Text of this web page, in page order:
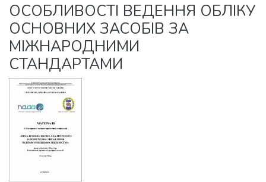
Statistics
ОСОБЛИВОСТІ ВЕДЕННЯ ОБЛІКУ
ОСНОВНИХ ЗАСОБІВ ЗА
МІЖНАРОДНИМИ
СТАНДАРТАМИ